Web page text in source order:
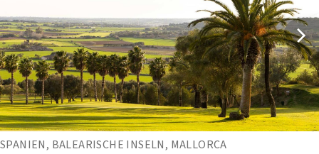
SPANIEN, BALEARISCHE INSELN, MALLORCA